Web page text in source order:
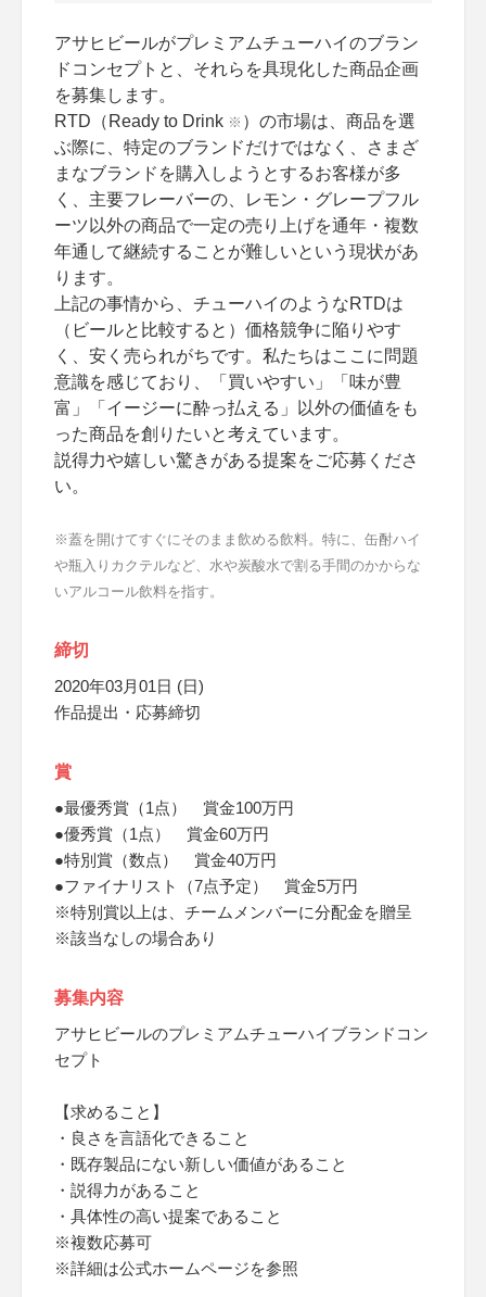
アサヒビールがプレミアムチューハイのブラン
ドコンセプトと、それらを具現化した商品企画
を募集します。
RTD（Ready to Drink ※ ）の市場は、商品を選
ぶ際に、特定のブランドだけではなく、さまざ
まなブランドを購入しようとするお客様が多
く、主要フレーバーの、レモン・グレープフル
ーツ以外の商品で一定の売り上げを通年・複数
年通して継続することが難しいという現状があ
ります。
上記の事情から、チューハイのようなRTDは
（ビールと比較すると）価格競争に陥りやす
く、安く売られがちです。私たちはここに問題
意識を感じており、「買いやすい」「味が豊
富」「イージーに酔っ払える」以外の価値をも
った商品を創りたいと考えています。
説得力や嬉しい驚きがある提案をご応募くださ
い。
※蓋を開けてすぐにそのまま飲める飲料。特に、缶酎ハイ
や瓶入りカクテルなど、水や炭酸水で割る手間のかからな
いアルコール飲料を指す。
締切
2020年03月01日 (日)
作品提出・応募締切
賞
●最優秀賞（1点） 賞金100万円
●優秀賞（1点） 賞金60万円
●特別賞（数点） 賞金40万円
●ファイナリスト（7点予定） 賞金5万円
※特別賞以上は、チームメンバーに分配金を贈呈
※該当なしの場合あり
募集内容
アサヒビールのプレミアムチューハイブランドコン
セプト
【求めること】
・良さを言語化できること
・既存製品にない新しい価値があること
・説得力があること
・具体性の高い提案であること
※複数応募可
※詳細は公式ホームページを参照